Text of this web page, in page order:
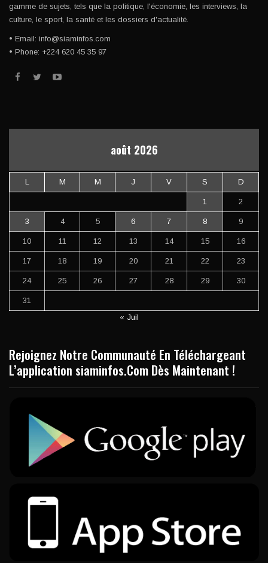
gamme de sujets, tels que la politique, l'économie, les interviews, la
culture, le sport, la santé et les dossiers d'actualité.
• Email: info@siaminfos.com
• Phone: +224 620 45 35 97
août 2026
L M M J V S D
1 2
3 4 5 6 7 8 9
10 11 12 13 14 15 16
17 18 19 20 21 22 23
24 25 26 27 28 29 30
31
« Juil
Rejoignez Notre Communauté En Téléchargeant
L’application siaminfos.Com Dès Maintenant !